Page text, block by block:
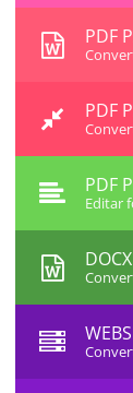
PDF
PDF
PDF
Editar